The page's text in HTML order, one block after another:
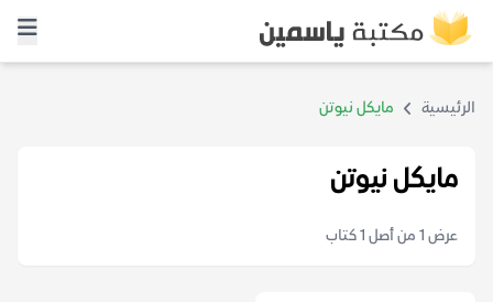
الرئيسية مايكل نيوتن
مايكل نيوتن
عرض 1 من أصل 1 كتاب